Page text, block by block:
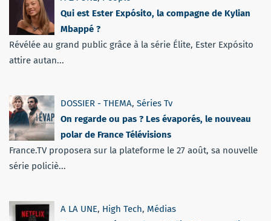
Qui est Ester Expósito, la compagne de Kylian
Mbappé ?
Révélée au grand public grâce à la série Élite, Ester Expósito
attire autan...
DOSSIER - THEMA, Séries Tv
On regarde ou pas ? Les évaporés, le nouveau
polar de France Télévisions
France.TV proposera sur la plateforme le 27 août, sa nouvelle
série policiè...
A LA UNE, High Tech, Médias